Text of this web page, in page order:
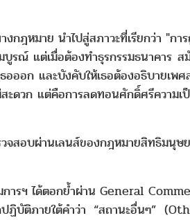
กฎหมาย นำไปสู่สภาวะที่เรียกว่า "กา
ณ์ แต่เมื่อต้องทำธุรกรรมธนาคาร ส
อออก และบังคับให้เธอต้องอธิบายเพ
สะดวก แต่คือการลดทอนศักดิ์ศรีควา
จสอบผ่านเลนส์ของกฎหมายสิทธิมนุษย
การฯ ได้ตอกย้ำผ่าน General
ฏิบัติภายใต้คำว่า “สถานะอื่นๆ”